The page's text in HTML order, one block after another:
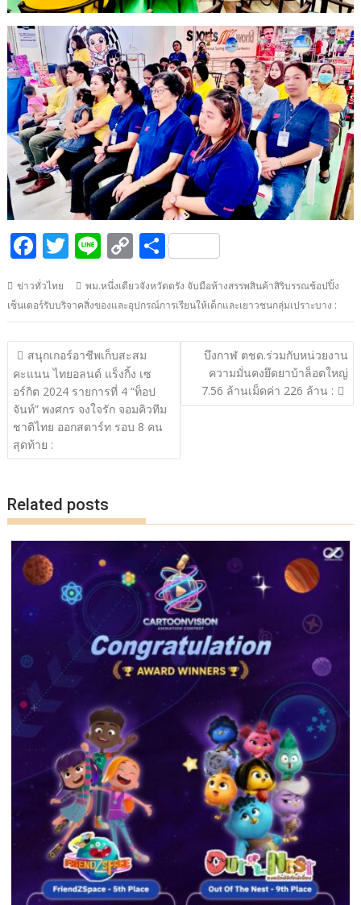
F
ac
e
b
o
o
k
T
itt
er
Li
n
e
C
p
y
Li
n
k
S
ar
e
ข่าวทั่วไทย
พม.หนึ่งเดียวจังหวัดตรัง จับมือห้างสรรพสินค้าสิริบรรณช้อปปิ้ง
เซ็นเตอร์รับบริจาคสิ่งของและอุปกรณ์การเรียนให้เด็กและเยาวชนกลุ่มเปราะบาง :
แนะแนว
เรื่อง
สนุกเกอร์อาชีพเก็บสะสม
คะแนน ไทยอลนด์ แร็งกิ้ง เซ
อร์กิต 2024 รายการที่ 4 “ท็อป
จันท์” พงศกร จงใจรัก จอมคิวทีม
ชาติไทย ออกสตาร์ท รอบ 8 คน
สุดท้าย :
บึงกาฬ ตชด.ร่วมกับหน่วยงาน
ความมั่นคงยึดยาบ้าล็อตใหญ่
7.56 ล้านเม็ดค่า 226 ล้าน :
Related posts